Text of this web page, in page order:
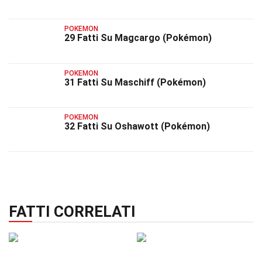
POKEMON
29 Fatti Su Magcargo (Pokémon)
POKEMON
31 Fatti Su Maschiff (Pokémon)
POKEMON
32 Fatti Su Oshawott (Pokémon)
FATTI CORRELATI